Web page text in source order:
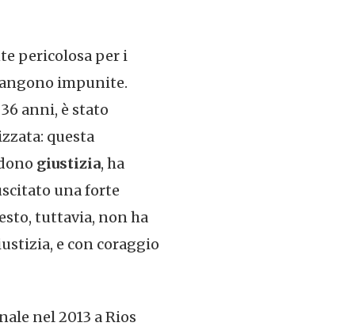
pericolosa per i
impunite.
anni, è stato
questa
giustizia, ha
una forte
tuttavia, non ha
e con coraggio
nel 2013 a Rios